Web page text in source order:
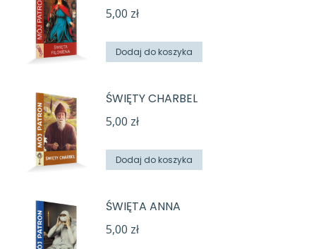
5,00 zł
Dodaj do koszyka
ŚWIĘTY CHARBEL
5,00 zł
Dodaj do koszyka
ŚWIĘTA ANNA
5,00 zł